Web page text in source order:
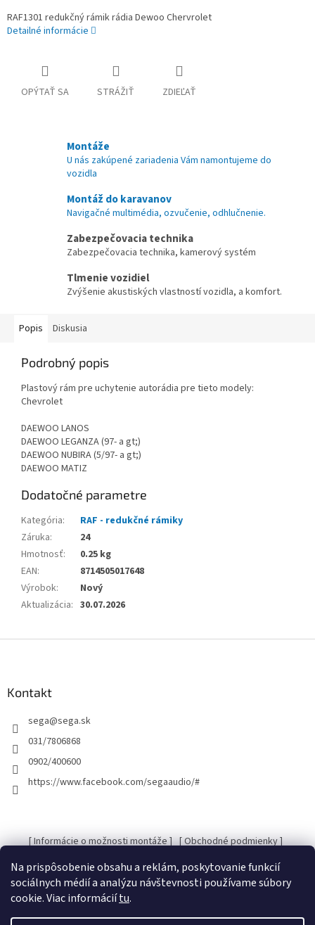
Na prispôsobenie obsahu a reklám, poskytovanie funkcií
sociálnych médií a analýzu návštevnosti používame súbory
cookie. Viac informáciítu.
RAF1301 redukčný rámik rádia Dewoo Chervrolet
Detailné informácie
OPÝTAŤ SA STRÁŽIŤ ZDIEĽAŤ
Montáže
U nás zakúpené zariadenia Vám namontujeme do
vozidla
Montáž do karavanov
Navigačné multimédia, ozvučenie, odhlučnenie.
Zabezpečovacia technika
Zabezpečovacia technika, kamerový systém
Tlmenie vozidiel
Zvýšenie akustiských vlastností vozidla, a komfort.
Popis Diskusia
Podrobný popis
Plastový rám pre uchytenie autorádia pre tieto modely:
Chevrolet
DAEWOO LANOS
DAEWOO LEGANZA (97- a gt;)
DAEWOO NUBIRA (5/97- a gt;)
DAEWOO MATIZ
Dodatočné parametre
Kategória:
RAF - redukčné rámiky
Záruka:
24
Hmotnosť:
0.25 kg
EAN:
8714505017648
Výrobok:
Nový
Aktualizácia: 30.07.2026
Kontakt
sega@sega.sk
031/7806868
0902/400600
https://www.facebook.com/segaaudio/#
[ Informácie o možnosti montáže ] [ Obchodné podmienky ]